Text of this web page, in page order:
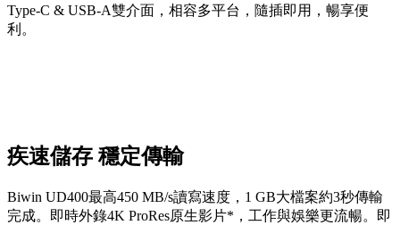
Type-C & USB-A雙介面，相容多平台，隨插即用，暢享便
利。
疾速儲存 穩定傳輸
Biwin UD400最高450 MB/s讀寫速度，1 GB大檔案約3秒傳輸
完成。即時外錄4K ProRes原生影片*，工作與娛樂更流暢。即